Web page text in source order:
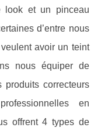
look et un pinceau
d’entre nous
avoir un teint
nous équiper de
produits correcteurs
en
offrent 4 types de